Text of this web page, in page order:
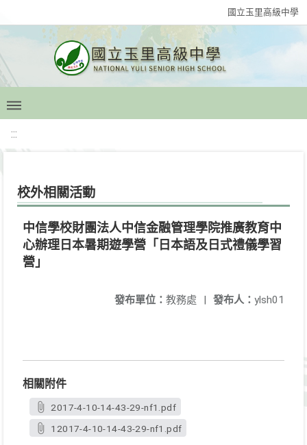
國立玉里高級中學
:::
校外相關活動
中信學校財團法人中信金融管理學院推廣教育中
心辦理日本暑期遊學營「日本語及日式禮儀學習
營」
發布人： ylsh01
發布單位： 教務處 |
相關附件
2017-4-10-14-43-29-nf1.pdf
12017-4-10-14-43-29-nf1.pdf